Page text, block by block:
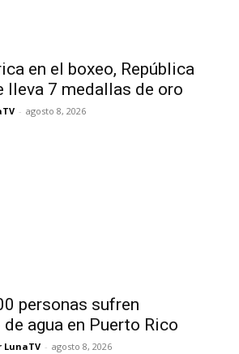
en el boxeo, República
lleva 7 medallas de oro
- agosto 8, 2026
personas sufren
agua en Puerto Rico
LunaTV - agosto 8, 2026